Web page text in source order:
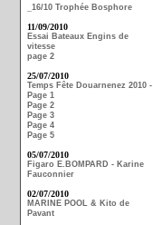
_16/10 Trophée Bosphore
11/09/2010
Essai Bateaux Engins de
vitesse
page 2
25/07/2010
Temps Fête Douarnenez 2010 -
Page 1
Page 2
Page 3
Page 4
Page 5
05/07/2010
Figaro E.BOMPARD - Karine
Fauconnier
02/07/2010
MARINE POOL & Kito de
Pavant